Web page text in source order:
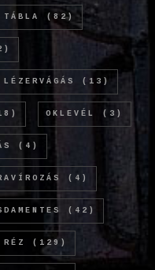
(82)
LÉZERVÁGÁS (13)
OKLEVÉL (3)
(4)
(4)
(42)
RÉZ (129)